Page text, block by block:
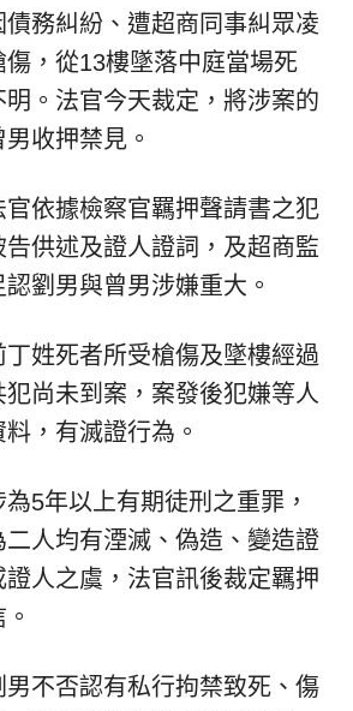
務糾紛、遭超商同事糾眾凌
，從13樓墜落中庭當場死
。法官今天裁定，將涉案的
收押禁見。
官依據檢察官羈押聲請書之犯
供述及證人證詞，及超商監
劉男與曾男涉嫌重大。
姓死者所受槍傷及墜樓經過
尚未到案，案發後犯嫌等人
，有滅證行為。
5年以上有期徒刑之重罪，
二人均有湮滅、偽造、變造證
人之虞，法官訊後裁定羈押
不否認有私行拘禁致死、傷